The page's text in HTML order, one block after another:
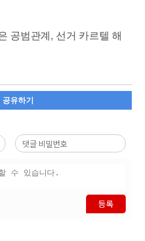
공범관계, 선거 카르텔 해
공유하기
등록